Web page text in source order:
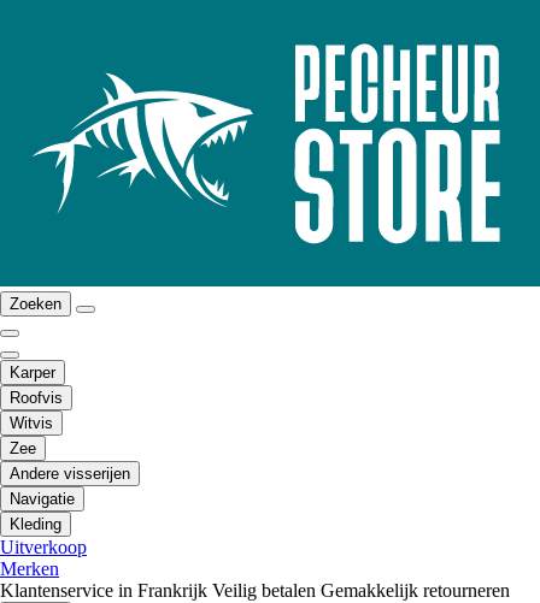
Zoeken
Karper
Roofvis
Witvis
Zee
Andere visserijen
Navigatie
Kleding
Uitverkoop
Merken
Klantenservice in Frankrijk Veilig betalen Gemakkelijk retourneren